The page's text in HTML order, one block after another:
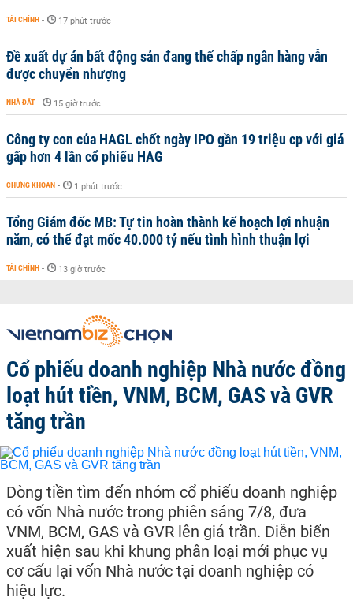
TÀI CHÍNH - 17 phút trước
Đề xuất dự án bất động sản đang thế chấp ngân hàng vẫn
được chuyển nhượng
NHÀ ĐẤT - 15 giờ trước
Công ty con của HAGL chốt ngày IPO gần 19 triệu cp với giá
gấp hơn 4 lần cổ phiếu HAG
CHỨNG KHOÁN - 1 phút trước
Tổng Giám đốc MB: Tự tin hoàn thành kế hoạch lợi nhuận
năm, có thể đạt mốc 40.000 tỷ nếu tình hình thuận lợi
TÀI CHÍNH - 13 giờ trước
Cổ phiếu doanh nghiệp Nhà nước đồng
loạt hút tiền, VNM, BCM, GAS và GVR
tăng trần
Dòng tiền tìm đến nhóm cổ phiếu doanh nghiệp
có vốn Nhà nước trong phiên sáng 7/8, đưa
VNM, BCM, GAS và GVR lên giá trần. Diễn biến
xuất hiện sau khi khung phân loại mới phục vụ
cơ cấu lại vốn Nhà nước tại doanh nghiệp có
hiệu lực.